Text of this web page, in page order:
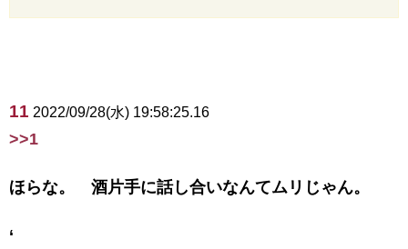
11 2022/09/28(水) 19:58:25.16
>>1
ほらな。 酒片手に話し合いなんてムリじゃん。
‘